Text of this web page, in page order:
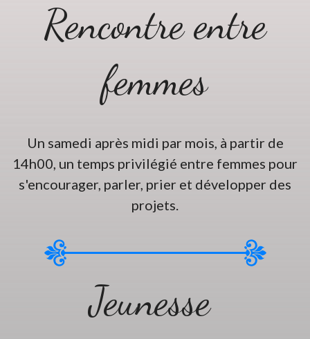
Rencontre entre
femmes
Un samedi après midi par mois, à partir de
14h00, un temps privilégié entre femmes pour
s'encourager, parler, prier et développer des
projets.
Jeunesse